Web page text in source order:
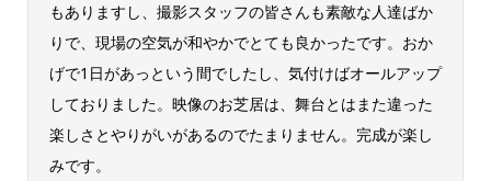
もありますし、撮影スタッフの皆さんも素敵な人達ばか
りで、現場の空気が和やかでとても良かったです。おか
げで1日があっという間でしたし、気付けばオールアップ
しておりました。映像のお芝居は、舞台とはまた違った
楽しさとやりがいがあるのでたまりません。完成が楽し
みです。